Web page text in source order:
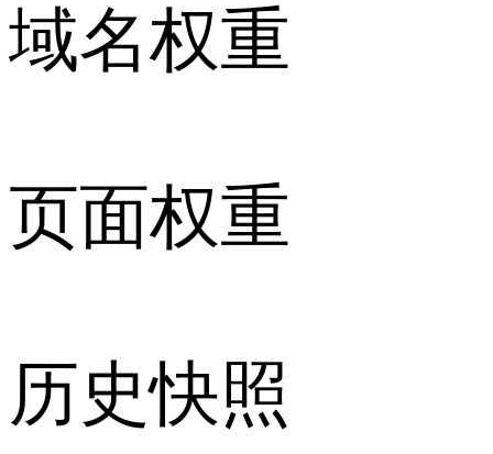
域名权重
页面权重
历史快照